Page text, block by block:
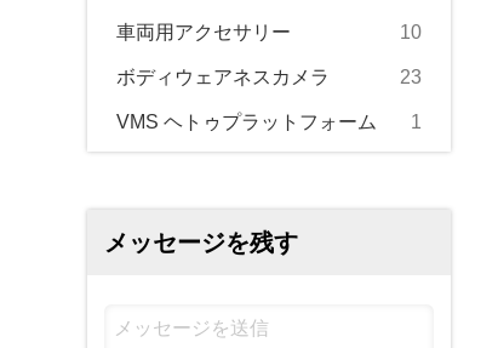
車両用アクセサリー 10
ボディウェアネスカメラ 23
VMS ヘトゥプラットフォーム 1
メッセージを残す